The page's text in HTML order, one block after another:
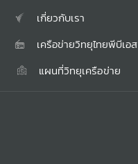
เกี่ยวกับเรา
เครือข่ายวิทยุไทยพีบีเอส
แผนที่วิทยุเครือข่าย